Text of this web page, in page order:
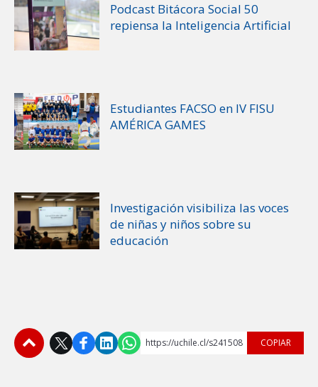
Podcast Bitácora Social 50
repiensa la Inteligencia Artificial
Estudiantes FACSO en IV FISU
AMÉRICA GAMES
Investigación visibiliza las voces
de niñas y niños sobre su
educación
https://uchile.cl/s241508 COPIAR